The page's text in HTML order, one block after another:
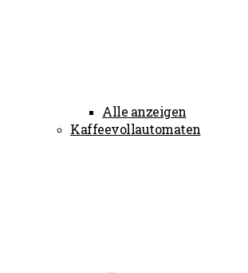
Alle anzeigen
Kaffeevollautomaten